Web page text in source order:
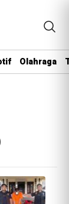
Olahraga